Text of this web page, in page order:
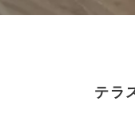
テラ